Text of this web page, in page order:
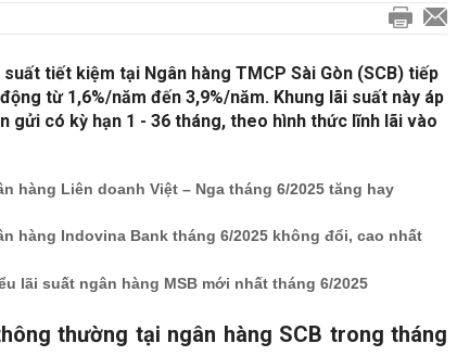
tiết kiệm tại Ngân hàng TMCP Sài Gòn (SCB) tiếp
từ 1,6%/năm đến 3,9%/năm. Khung lãi suất này áp
gửi có kỳ hạn 1 - 36 tháng, theo hình thức lĩnh lãi vào
hàng Liên doanh Việt – Nga tháng 6/2025 tăng hay
hàng Indovina Bank tháng 6/2025 không đổi, cao nhất
lãi suất ngân hàng MSB mới nhất tháng 6/2025
thường tại ngân hàng SCB trong tháng